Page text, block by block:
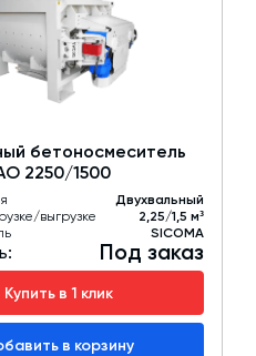
управления
безопасности
заводов и
и сооружений
бетоносмеситель
2250/1500
Двухвальный
выгрузке
2,25/1,5 м³
SICOMA
Под заказ
Купить в 1 клик
в корзину